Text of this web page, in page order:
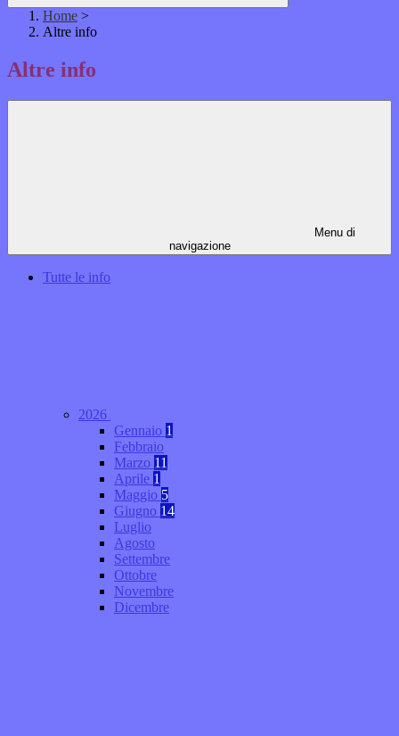
Home >
Altre info
Altre info
Menu di
navigazione
Tutte le info
2026
Gennaio 1
Febbraio
Marzo 11
Aprile 1
Maggio 5
Giugno 14
Luglio
Agosto
Settembre
Ottobre
Novembre
Dicembre